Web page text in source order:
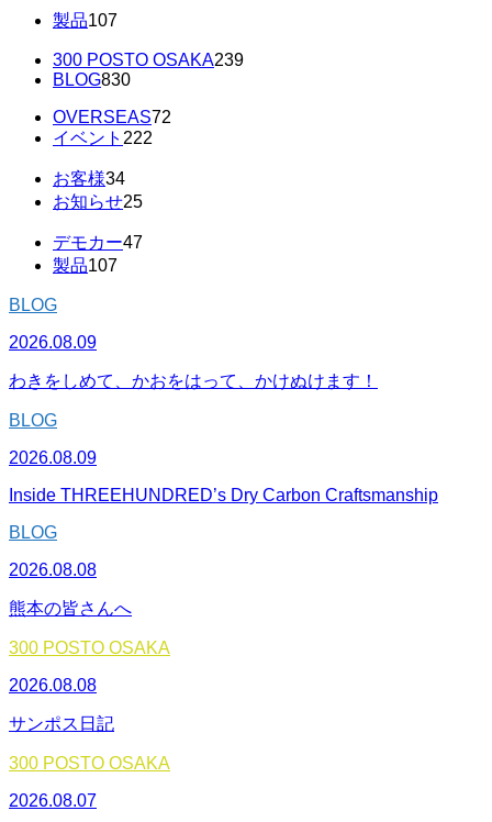
製品107
300 POSTO OSAKA239
BLOG830
OVERSEAS72
イベント 222
お客様34
お知らせ25
デモカー47
製品107
BLOG
2026.08.09
わきをしめて、かおをはって、かけぬけます！
BLOG
2026.08.09
Inside THREEHUNDRED’s Dry Carbon Craftsmanship
BLOG
2026.08.08
熊本の皆さんへ
300 POSTO OSAKA
2026.08.08
サンポス日記
300 POSTO OSAKA
2026.08.07